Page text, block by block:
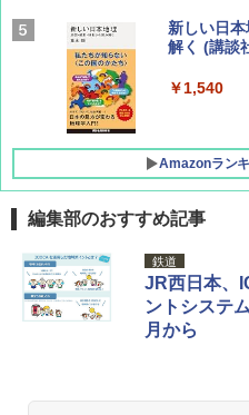
AIRLINE
集】ボーイ
￥1,760
新しい日
解く (講談
￥1,540
Amazonラン
[キャンパ
プテント
ッとサンシ
ッシュ 簡
&ハイキン
DEWEL パ
ラソル ガ
防水 UVカ
き
編集部のおすすめ記事
鉄道
JR西日本、
ントシステ
月から